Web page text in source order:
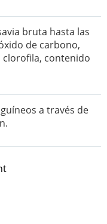
bruta hasta las
de carbono,
clorofila, contenido
a través de